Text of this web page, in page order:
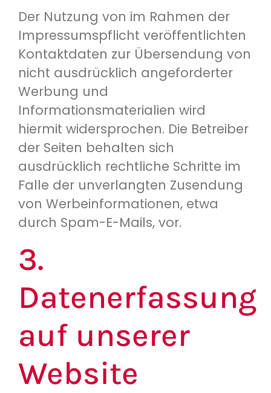
Der Nutzung von im Rahmen der
Impressumspflicht veröffentlichten
Kontaktdaten zur Übersendung von
nicht ausdrücklich angeforderter
Werbung und
Informationsmaterialien wird
hiermit widersprochen. Die Betreiber
der Seiten behalten sich
ausdrücklich rechtliche Schritte im
Falle der unverlangten Zusendung
von Werbeinformationen, etwa
durch Spam-E-Mails, vor.
3.
Datenerfassung
auf unserer
Website